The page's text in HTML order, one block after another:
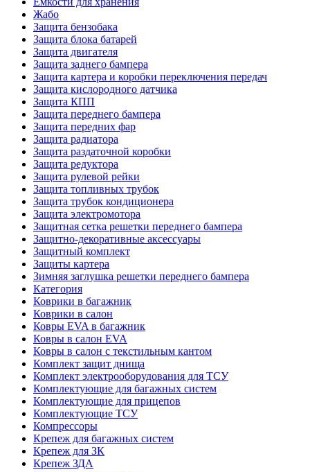
Жабо
Защита бензобака
Защита блока батарей
Защита двигателя
Защита заднего бампера
Защита картера и коробки переключения передач
Защита кислородного датчика
Защита КПП
Защита переднего бампера
Защита передних фар
Защита радиатора
Защита раздаточной коробки
Защита редуктора
Защита рулевой рейки
Защита топливных трубок
Защита трубок кондиционера
Защита электромотора
Защитная сетка решетки переднего бампера
Защитно-декоративные аксессуары
Защитный комплект
Защиты картера
Зимняя заглушка решетки переднего бампера
Категория
Коврики в багажник
Коврики в салон
Ковры EVA в багажник
Ковры в салон EVA
Ковры в салон с текстильным кантом
Комплект защит днища
Комплект электрооборудования для ТСУ
Комплектующие для багажных систем
Комплектующие для прицепов
Комплектующие ТСУ
Компрессоры
Крепеж для багажных систем
Крепеж для ЗК
Крепеж ЗДА